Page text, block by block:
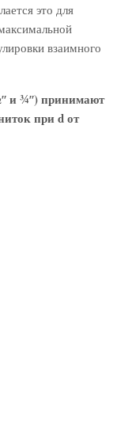
это для
взаимного
ʺ и ¾ʺ) принимают
при dот